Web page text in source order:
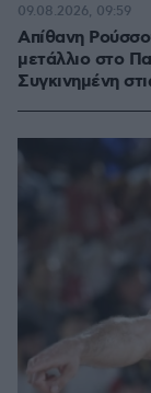
Απίθανη
μετάλλιο στο
Συγκινημένη
09.08.2026, 09:59